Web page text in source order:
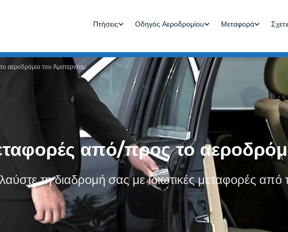
Πτήσεις Οδηγός Αεροδρομίου Μεταφορά
αεροδρόμιο του Άμστερνταμ
από/προς το
τη διαδρομή σας με ιδιωτικές μεταφορές